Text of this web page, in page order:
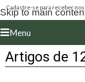
Skip to main
Cadastre-se para receber
Menu
Artigos de